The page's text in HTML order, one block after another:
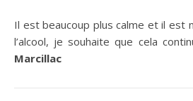
Il est beaucoup plus calme et il est
l’alcool, je souhaite que cela
Marcillac